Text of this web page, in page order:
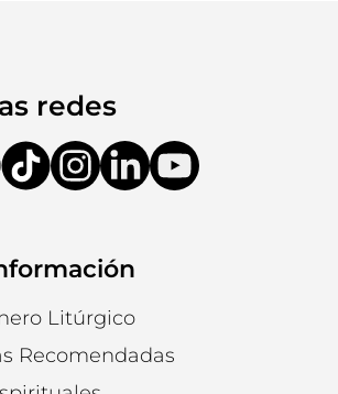
redes
Litúrgico
Recomendadas